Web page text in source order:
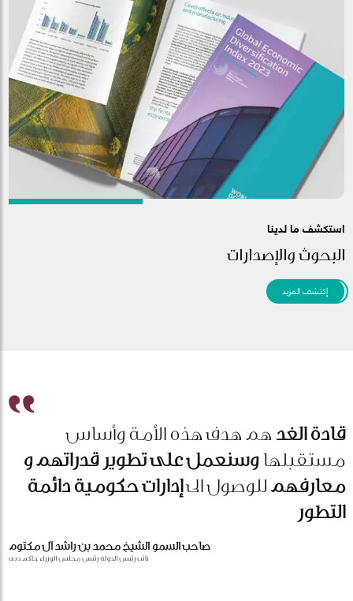
استكشف ما لدينا
البحوث والإصدارات
إكتشف المزيد
قادة الغدهم هدف هذه الأمة وأساس
مستقبلهاوسنعمل على تطوير قدراتهم و
معارفهمللوصول الىإدارات حكومية دائمة
التطور
صاحب السمو الشيخ محمد بن راشد آل مكتوم
نائب رئيس الدولة رئيس مجلس الوزراء حاكم دبي